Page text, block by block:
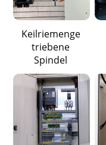
Keilriemenge
triebene
Spindel